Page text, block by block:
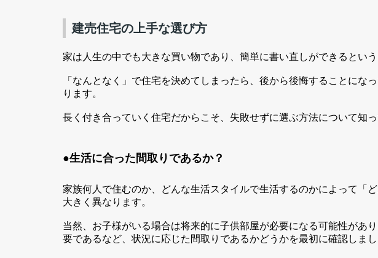
建売住宅の上手な選び方
家は人生の中でも大きな買い物であり、簡単に書い直しができるという
「なんとなく」で住宅を決めてしまったら、後から後悔することにな
ります。
長く付き合っていく住宅だからこそ、失敗せずに選ぶ方法について知っ
●生活に合った間取りであるか？
家族何人で住むのか、どんな生活スタイルで生活するのかによって「
大きく異なります。
当然、お子様がいる場合は将来的に子供部屋が必要になる可能性があ
要であるなど、状況に応じた間取りであるかどうかを最初に確認しまし